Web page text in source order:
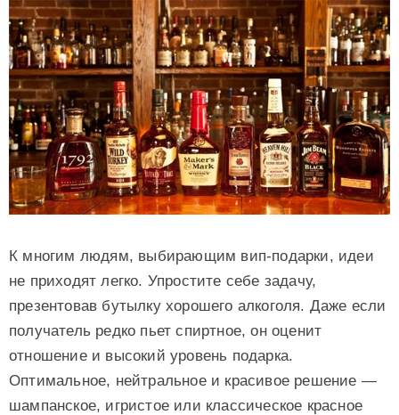
К многим людям, выбирающим вип-подарки, идеи
не приходят легко. Упростите себе задачу,
презентовав бутылку хорошего алкоголя. Даже если
получатель редко пьет спиртное, он оценит
отношение и высокий уровень подарка.
Оптимальное, нейтральное и красивое решение —
шампанское, игристое или классическое красное